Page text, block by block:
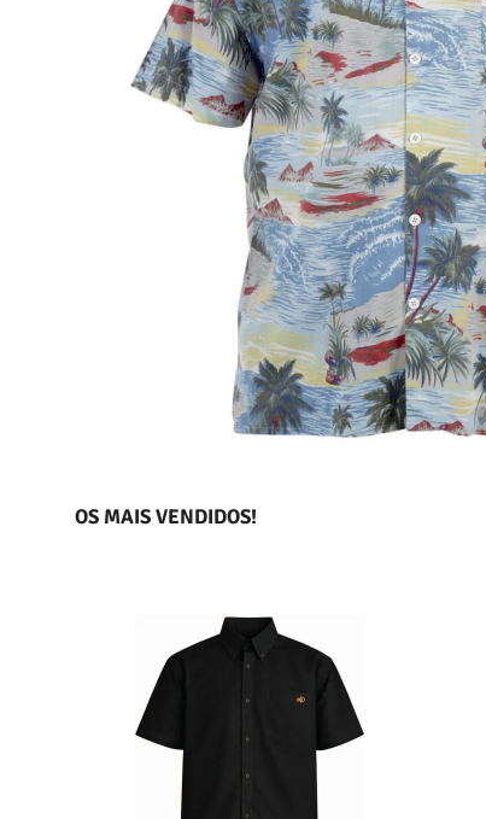
OS MAIS VENDIDOS!